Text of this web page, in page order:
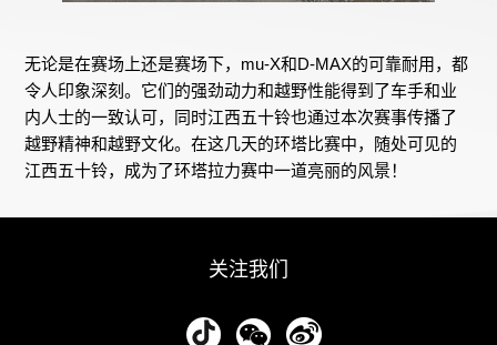
无论是在赛场上还是赛场下，mu-X和D-MAX的可靠耐用，都
令人印象深刻。它们的强劲动力和越野性能得到了车手和业
内人士的一致认可，同时江西五十铃也通过本次赛事传播了
越野精神和越野文化。在这几天的环塔比赛中，随处可见的
江西五十铃，成为了环塔拉力赛中一道亮丽的风景！
关注我们